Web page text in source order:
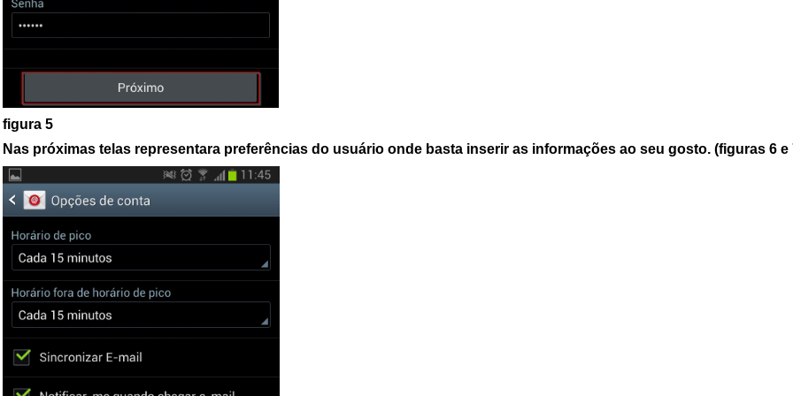
figura 5
Nas próximas telas representara preferências do usuário onde basta inserir as informações ao seu gosto. (figuras 6 e